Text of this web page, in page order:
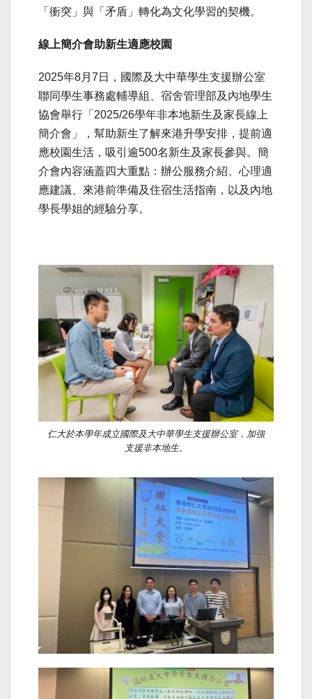
「衝突」與「矛盾」轉化為文化學習的契機。
線上簡介會助新生適應校園
2025年8月7日，國際及大中華學生支援辦公室
聯同學生事務處輔導組、宿舍管理部及內地學生
協會舉行「2025/26學年非本地新生及家長線上
簡介會」，幫助新生了解來港升學安排，提前適
應校園生活，吸引逾500名新生及家長參與。簡
介會內容涵蓋四大重點：辦公服務介紹、心理適
應建議、來港前準備及住宿生活指南，以及內地
學長學姐的經驗分享。
仁大於本學年成立國際及大中華學生支援辦公室，加強
支援非本地生。